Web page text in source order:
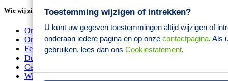
Toestemming wijzigen of intrekken?
U kunt uw gegeven toestemmingen altijd wijzigen of
onderaan iedere pagina en op onze contactpagina. Als
gebruiken, lees dan ons Cookiestatement.
Wie wij zijn
Onze oorsprong
Organisatie
Feiten en cijfers
Duurzaamheid
Certificeringen
Wijzig cookie instellingen